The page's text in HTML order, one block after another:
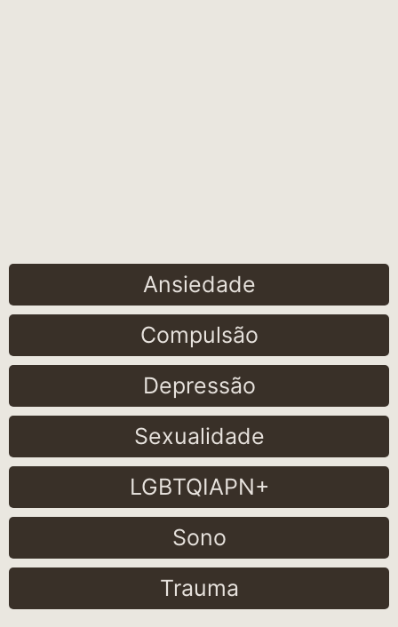
Ansiedade
Compulsão
Depressão
Sexualidade
LGBTQIAPN+
Sono
Trauma